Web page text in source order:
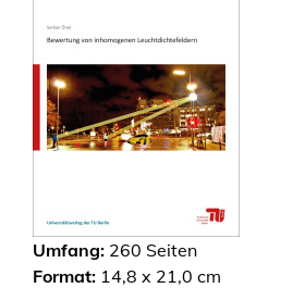
Umfang: 260 Seiten
Format: 14,8 x 21,0 cm